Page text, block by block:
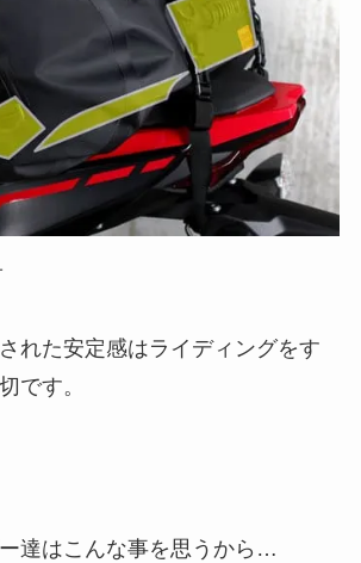
れた安定感はライディングをす
です。
達はこんな事を思うから…